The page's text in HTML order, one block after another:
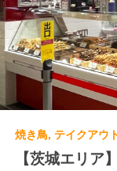
焼き鳥, テイクアウ
【茨城エリア